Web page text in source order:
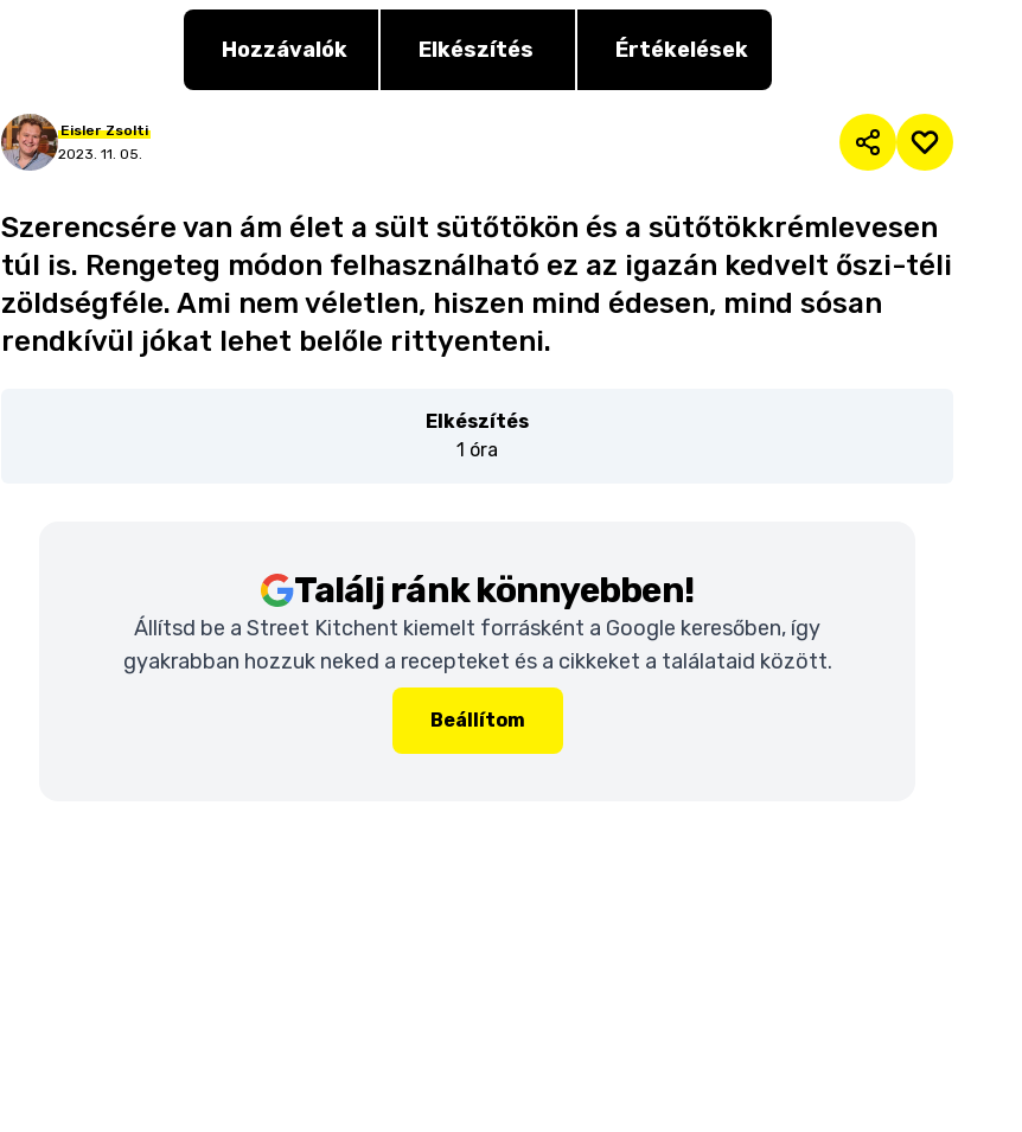
Hozzávalók Elkészítés Értékelések
Eisler Zsolti
2023. 11. 05.
Szerencsére van ám élet a sült sütőtökön és a sütőtökkrémlevesen
túl is. Rengeteg módon felhasználható ez az igazán kedvelt őszi-téli
zöldségféle. Ami nem véletlen, hiszen mind édesen, mind sósan
rendkívül jókat lehet belőle rittyenteni.
Elkészítés
1 óra
Találj ránk könnyebben!
Állítsd be a Street Kitchent kiemelt forrásként a Google keresőben, így
gyakrabban hozzuk neked a recepteket és a cikkeket a találataid között.
Beállítom